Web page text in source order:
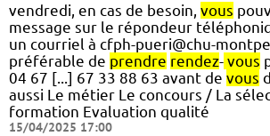
vendredi, en cas de besoin, vous
message sur le répondeur
un courriel à cfph-pueri@chu-
préférable de prendre rendez- vous
04 67 [...] 67 33 88 63 avant de vous
aussi Le métier Le concours / La
formation Evaluation qualité
15/04/2025 17:00